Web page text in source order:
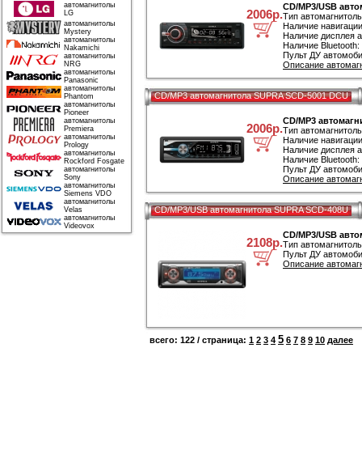
автомагнитолы
LG
автомагнитолы
Mystery
автомагнитолы
Nakamichi
автомагнитолы
NRG
автомагнитолы
Panasonic
автомагнитолы
Phantom
автомагнитолы
Pioneer
автомагнитолы
Premiera
автомагнитолы
Prology
автомагнитолы
Rockford Fosgate
автомагнитолы
Sony
автомагнитолы
Siemens VDO
автомагнитолы
Velas
автомагнитолы
Videovox
2006р.
CD/MP3/USB
Тип
Наличие
Наличие дисплея
Наличие Bluetooth:
Пульт ДУ
Описание
CD/MP3 автомагнитола SUPRA SCD-5001 DCU
2006р.
CD/MP3
Тип
Наличие
Наличие дисплея
Наличие Bluetooth:
Пульт ДУ
Описание
CD/MP3/USB автомагнитола SUPRA SCD-408U
2108р.
CD/MP3/USB
Тип
Пульт ДУ
Описание
всего: 122 / страница: 1 2 3 4 5 6 7 8 9 10 далее